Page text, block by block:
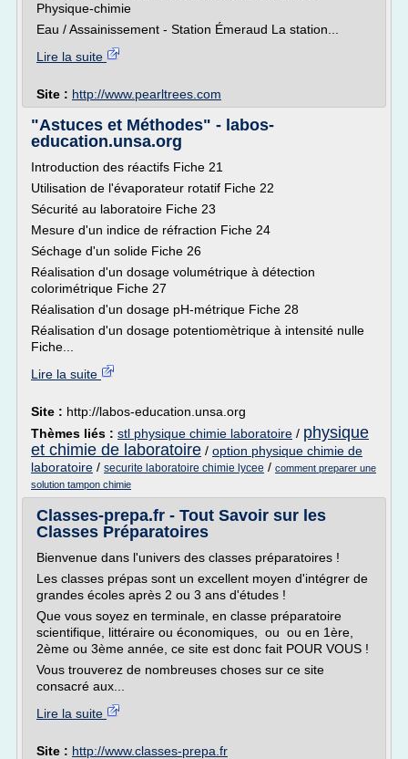
Physique-chimie
Eau / Assainissement - Station Émeraud La station...
Lire la suite
Site : http://www.pearltrees.com
"Astuces et Méthodes" - labos-
education.unsa.org
Introduction des réactifs Fiche 21
Utilisation de l'évaporateur rotatif Fiche 22
Sécurité au laboratoire Fiche 23
Mesure d'un indice de réfraction Fiche 24
Séchage d'un solide Fiche 26
Réalisation d'un dosage volumétrique à détection
colorimétrique Fiche 27
Réalisation d'un dosage pH-métrique Fiche 28
Réalisation d'un dosage potentiomètrique à intensité nulle
Fiche...
Lire la suite
Site : http://labos-education.unsa.org
Thèmes liés : stl physique chimie laboratoire / physique
et chimie de laboratoire / option physique chimie de
laboratoire / securite laboratoire chimie lycee / comment preparer une
solution tampon chimie
Classes-prepa.fr - Tout Savoir sur les
Classes Préparatoires
Bienvenue dans l'univers des classes préparatoires !
Les classes prépas sont un excellent moyen d'intégrer de
grandes écoles après 2 ou 3 ans d'études !
Que vous soyez en terminale, en classe préparatoire
scientifique, littéraire ou économiques, ou ou en 1ère,
2ème ou 3ème année, ce site est donc fait POUR VOUS !
Vous trouverez de nombreuses choses sur ce site
consacré aux...
Lire la suite
Site : http://www.classes-prepa.fr